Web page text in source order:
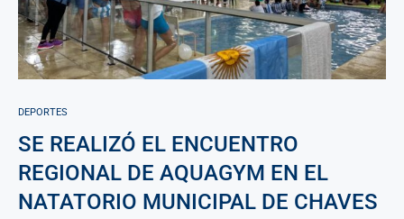
DEPORTES
SE REALIZÓ EL ENCUENTRO
REGIONAL DE AQUAGYM EN EL
NATATORIO MUNICIPAL DE CHAVES